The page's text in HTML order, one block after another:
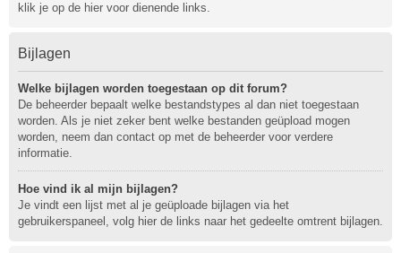
klik je op de hier voor dienende links.
Bijlagen
Welke bijlagen worden toegestaan op dit forum?
De beheerder bepaalt welke bestandstypes al dan niet toegestaan
worden. Als je niet zeker bent welke bestanden geüpload mogen
worden, neem dan contact op met de beheerder voor verdere
informatie.
Hoe vind ik al mijn bijlagen?
Je vindt een lijst met al je geüploade bijlagen via het
gebruikerspaneel, volg hier de links naar het gedeelte omtrent bijlagen.